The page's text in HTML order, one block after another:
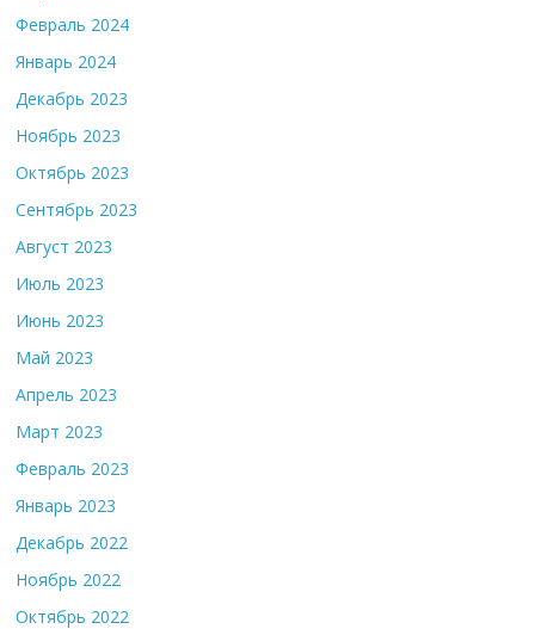
Февраль 2024
Январь 2024
Декабрь 2023
Ноябрь 2023
Октябрь 2023
Сентябрь 2023
Август 2023
Июль 2023
Июнь 2023
Май 2023
Апрель 2023
Март 2023
Февраль 2023
Январь 2023
Декабрь 2022
Ноябрь 2022
Октябрь 2022